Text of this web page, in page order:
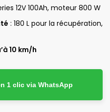
12V 100Ah, moteur 800 W
: 180 L pour la récupération,
10 km/h
1 clic via WhatsApp